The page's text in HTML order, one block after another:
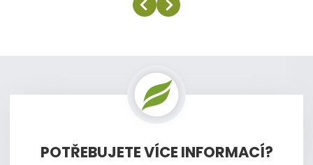
POTŘEBUJETE VÍCE INFORMACÍ?